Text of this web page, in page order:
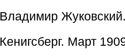
Владимир
Кенигсберг. Март